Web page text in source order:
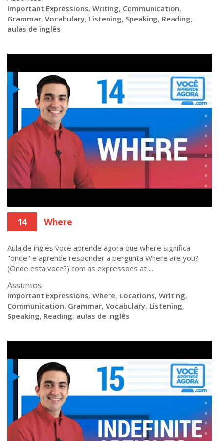
Important Expressions, Writing, Communication,
Grammar, Vocabulary, Listening, Speaking, Reading,
aulas de inglês
14 Where
Aula de ingles voce aprende agora que where significa
"onde" e aprende responder a pergunta Where are you?
(Onde esta voce?) com as expressoes at ...
Assuntos
Important Expressions, Where, Locations, Writing,
Communication, Grammar, Vocabulary, Listening,
Speaking, Reading, aulas de inglês